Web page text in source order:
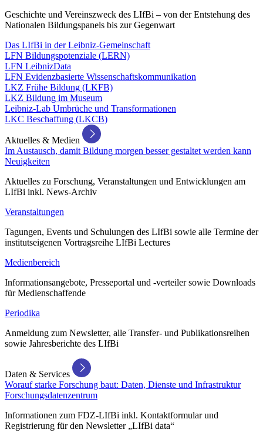
Geschichte und Vereinszweck des LIfBi – von der Entstehung des
Nationalen Bildungspanels bis zur Gegenwart
Das LIfBi in der Leibniz-Gemeinschaft
LFN Bildungspotenziale (LERN)
LFN LeibnizData
LFN Evidenzbasierte Wissenschaftskommunikation
LKZ Frühe Bildung (LKFB)
LKZ Bildung im Museum
Leibniz-Lab Umbrüche und Transformationen
LKC Beschaffung (LKCB)
Aktuelles & Medien
Im Austausch, damit Bildung morgen besser gestaltet werden kann
Neuigkeiten
Aktuelles zu Forschung, Veranstaltungen und Entwicklungen am
LIfBi inkl. News-Archiv
Veranstaltungen
Tagungen, Events und Schulungen des LIfBi sowie alle Termine der
institutseigenen Vortragsreihe LIfBi Lectures
Medienbereich
Informationsangebote, Presseportal und -verteiler sowie Downloads
für Medienschaffende
Periodika
Anmeldung zum Newsletter, alle Transfer- und Publikationsreihen
sowie Jahresberichte des LIfBi
Daten & Services
Worauf starke Forschung baut: Daten, Dienste und Infrastruktur
Forschungsdatenzentrum
Informationen zum FDZ-LIfBi inkl. Kontaktformular und
Registrierung für den Newsletter „LIfBi data“